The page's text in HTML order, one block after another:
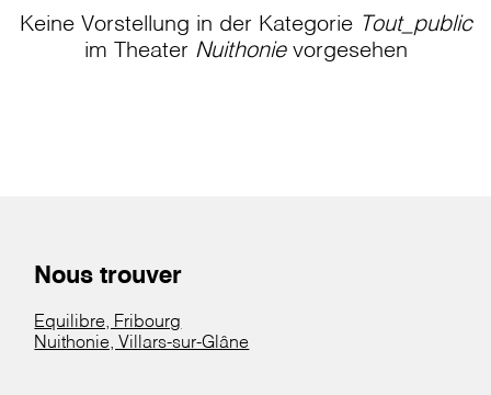
Keine Vorstellung in der Kategorie Tout_public
im Theater Nuithonievorgesehen
Nous trouver
Equilibre, Fribourg
Nuithonie, Villars-sur-Glâne